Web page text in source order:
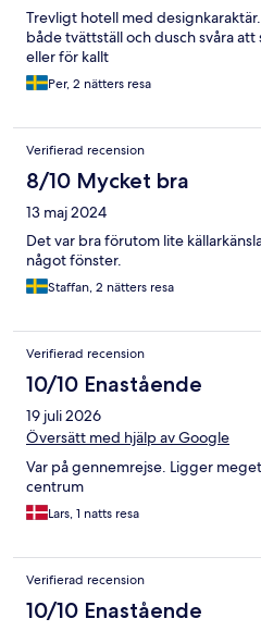
Trevligt hotell med
både tvättställ och dusch svåra
eller för kallt
Per, 2 nätters resa
Verifierad recension
8/10 Mycket bra
13 maj 2024
Det var bra förutom lite
något fönster.
Staffan, 2 nätters resa
Verifierad recension
10/10 Enastående
19 juli 2026
Översätt med hjälp av Google
Var på gennemrejse. Ligger
centrum
Lars, 1 natts resa
Verifierad recension
10/10 Enastående